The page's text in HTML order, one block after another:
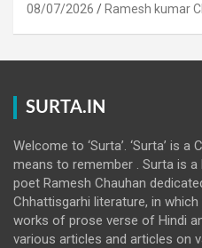
08/07/2026 Ramesh kumar
SURTA.IN
Welcome to ‘Surta’. ‘Surta’ is
means to remember . Surta is
poet Ramesh Chauhan
Chhattisgarhi literature, in
works of prose verse of Hindi
various articles and articles on